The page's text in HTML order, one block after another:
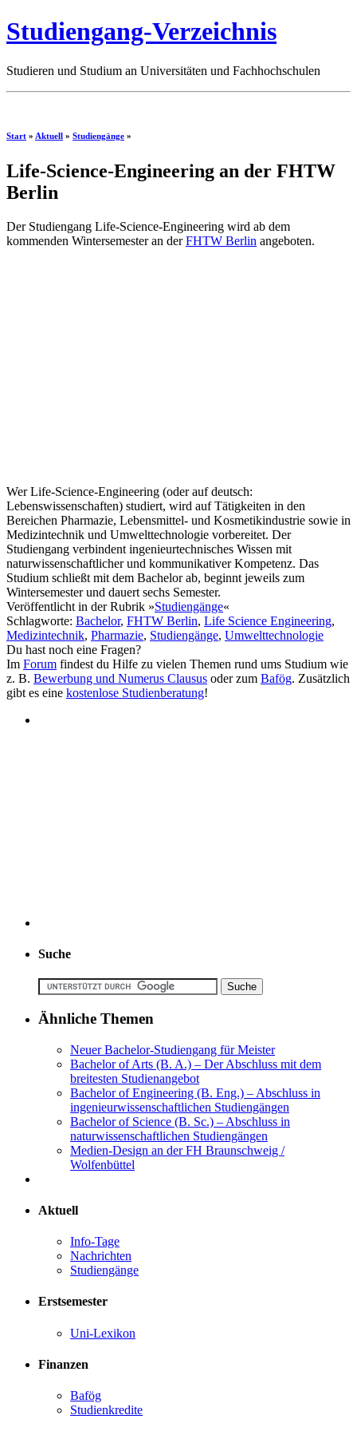
Studiengang-Verzeichnis
Studieren und Studium an Universitäten und Fachhochschulen
Start » Aktuell » Studiengänge »
Life-Science-Engineering an der FHTW
Berlin
Der Studiengang Life-Science-Engineering wird ab dem
kommenden Wintersemester an derFHTW Berlin angeboten.
Wer Life-Science-Engineering (oder auf deutsch:
Lebenswissenschaften) studiert, wird auf Tätigkeiten in den
Bereichen Pharmazie, Lebensmittel- und Kosmetikindustrie sowie in
Medizintechnik und Umwelttechnologie vorbereitet. Der
Studiengang verbindent ingenieurtechnisches Wissen mit
naturwissenschaftlicher und kommunikativer Kompetenz. Das
Studium schließt mit dem Bachelor ab, beginnt jeweils zum
Wintersemester und dauert sechs Semester.
Veröffentlicht in der Rubrik »Studiengänge«
Schlagworte: Bachelor, FHTW Berlin, Life Science Engineering,
Medizintechnik, Pharmazie, Studiengänge, Umwelttechnologie
Du hast noch eine Fragen?
Im Forum findest du Hilfe zu vielen Themen rund ums Studium wie
z. B. Bewerbung und Numerus Clausus oder zum Bafög. Zusätzlich
gibt es eine kostenlose Studienberatung!
Suche
Ähnliche Themen
Neuer Bachelor-Studiengang für Meister
Bachelor of Arts (B. A.) – Der Abschluss mit dem
breitesten Studienangebot
Bachelor of Engineering (B. Eng.) – Abschluss in
ingenieurwissenschaftlichen Studiengängen
Bachelor of Science (B. Sc.) – Abschluss in
naturwissenschaftlichen Studiengängen
Medien-Design an der FH Braunschweig /
Wolfenbüttel
Aktuell
Info-Tage
Nachrichten
Studiengänge
Erstsemester
Uni-Lexikon
Finanzen
Bafög
Studienkredite